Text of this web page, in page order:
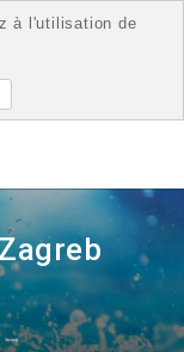
à l'utilisation de